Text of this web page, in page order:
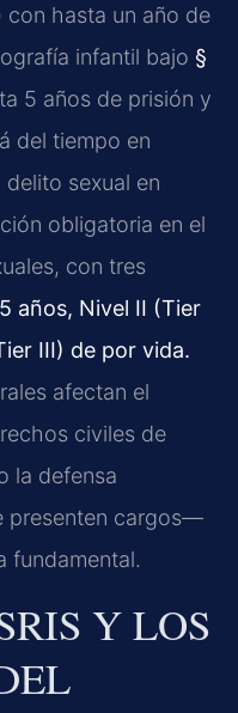
con hasta un año de
infantil bajo §
5 años de prisión y
del tiempo en
sexual en
obligatoria en el
con tres
años, Nivel II (Tier
III) de por vida.
afectan el
civiles de
la defensa
presenten cargos—
fundamental.
Y LOS